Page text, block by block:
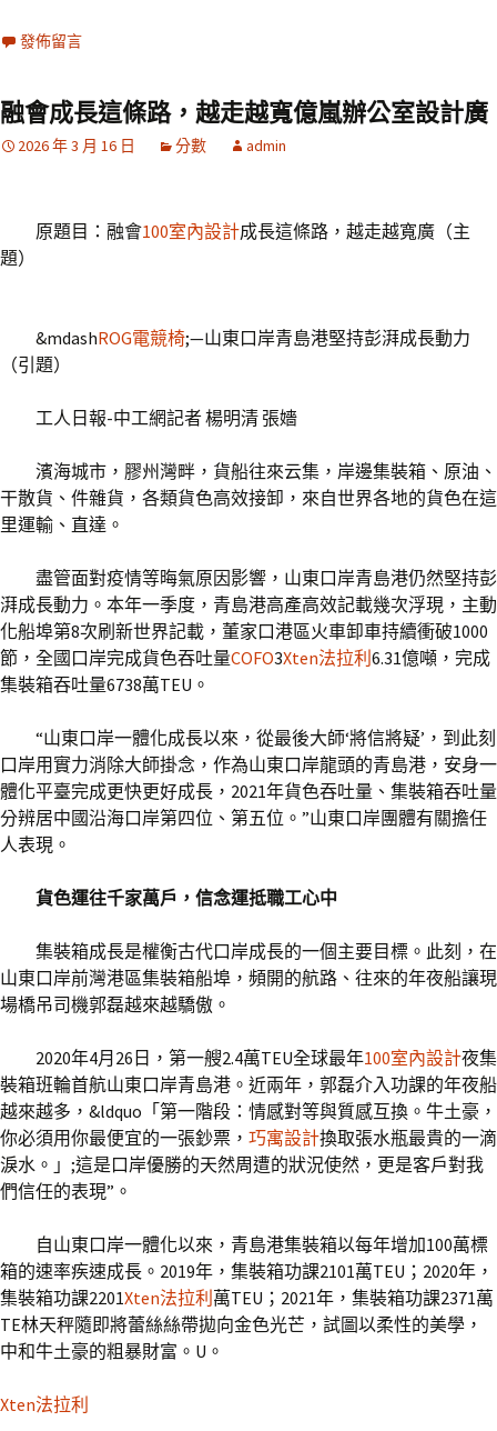
發佈留言
融會成長這條路，越走越寬億嵐辦公室設計廣
2026 年 3 月 16 日 分數 admin
原題目：融會100室內設計成長這條路，越走越寬廣（主
題）
&mdashROG電競椅;—山東口岸青島港堅持彭湃成長動力
（引題）
工人日報-中工網記者 楊明清 張嬙
濱海城市，膠州灣畔，貨船往來云集，岸邊集裝箱、原油、
干散貨、件雜貨，各類貨色高效接卸，來自世界各地的貨色在這
里運輸、直達。
盡管面對疫情等晦氣原因影響，山東口岸青島港仍然堅持彭
湃成長動力。本年一季度，青島港高產高效記載幾次浮現，主動
化船埠第8次刷新世界記載，董家口港區火車卸車持續衝破1000
節，全國口岸完成貨色吞吐量COFO3Xten法拉利 6.31億噸，完成
集裝箱吞吐量6738萬TEU。
“山東口岸一體化成長以來，從最後大師‘將信將疑’，到此刻
口岸用實力消除大師掛念，作為山東口岸龍頭的青島港，安身一
體化平臺完成更快更好成長，2021年貨色吞吐量、集裝箱吞吐量
分辨居中國沿海口岸第四位、第五位。”山東口岸團體有關擔任
人表現。
貨色運往千家萬戶，信念運抵職工心中
集裝箱成長是權衡古代口岸成長的一個主要目標。此刻，在
山東口岸前灣港區集裝箱船埠，頻開的航路、往來的年夜船讓現
場橋吊司機郭磊越來越驕傲。
2020年4月26日，第一艘2.4萬TEU全球最年100室內設計夜集
裝箱班輪首航山東口岸青島港。近兩年，郭磊介入功課的年夜船
越來越多，&ldquo「第一階段：情感對等與質感互換。牛土豪，
你必須用你最便宜的一張鈔票， 巧寓設計換取張水瓶最貴的一滴
淚水。」;這是口岸優勝的天然周遭的狀況使然，更是客戶對我
們信任的表現”。
自山東口岸一體化以來，青島港集裝箱以每年增加100萬標
箱的速率疾速成長。2019年，集裝箱功課2101萬TEU；2020年，
集裝箱功課2201Xten法拉利 萬TEU；2021年，集裝箱功課2371萬
TE林天秤隨即將蕾絲絲帶拋向金色光芒，試圖以柔性的美學，
中和牛土豪的粗暴財富。U。
Xten法拉利